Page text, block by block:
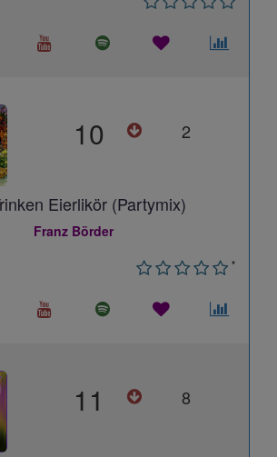
10 2
Eierlikör (Partymix)
Franz Börder
*
11 8